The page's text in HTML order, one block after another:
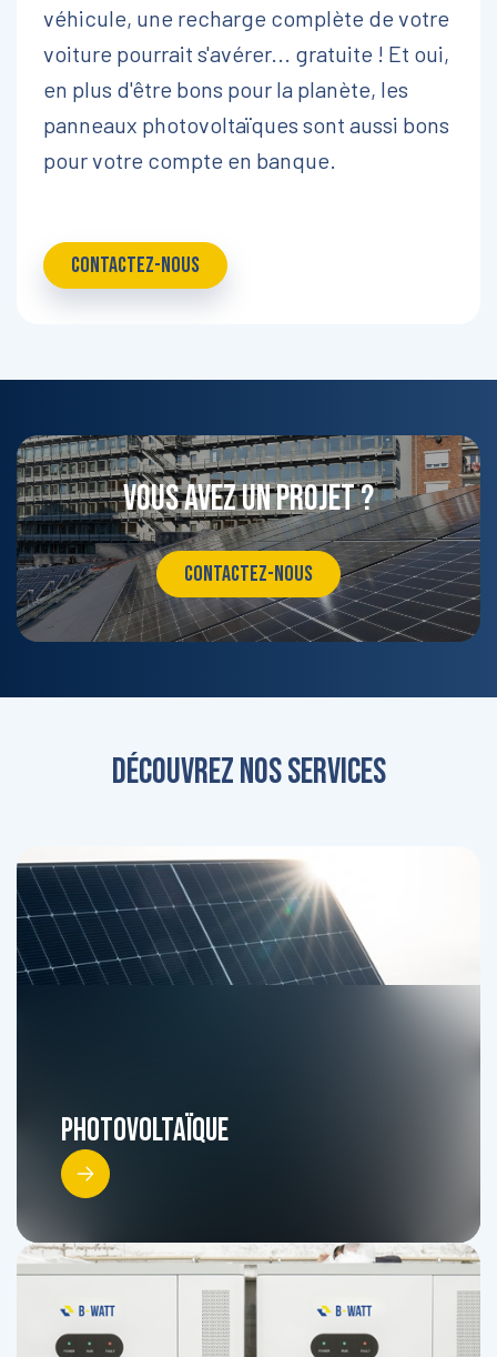
véhicule, une recharge complète de votre
voiture pourrait s'avérer... gratuite ! Et oui,
en plus d'être bons pour la planète, les
panneaux photovoltaïques sont aussi bons
pour votre compte en banque.
CONTACTEZ-NOUS
Vous avez un projet ?
CONTACTEZ-NOUS
Découvrez nos services
Photovoltaïque